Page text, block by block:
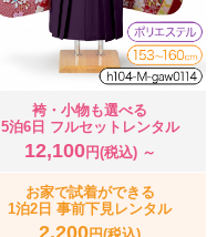
袴・小物も選べる
5泊6日 フルセットレンタル
12,100円(税込) ～
お家で試着ができる
1泊2日 事前下見レンタル
2,200